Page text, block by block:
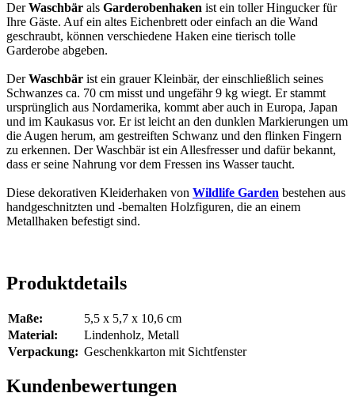
DerWaschbär als Garderobenhaken ist ein toller Hingucker für
Ihre Gäste. Auf ein altes Eichenbrett oder einfach an die Wand
geschraubt, können verschiedene Haken eine tierisch tolle
Garderobe abgeben.
DerWaschbär ist ein grauer Kleinbär, der einschließlich seines
Schwanzes ca. 70 cm misst und ungefähr 9 kg wiegt. Er stammt
ursprünglich aus Nordamerika, kommt aber auch in Europa, Japan
und im Kaukasus vor. Er ist leicht an den dunklen Markierungen um
die Augen herum, am gestreiften Schwanz und den flinken Fingern
zu erkennen. Der Waschbär ist ein Allesfresser und dafür bekannt,
dass er seine Nahrung vor dem Fressen ins Wasser taucht.
Diese dekorativen Kleiderhaken von Wildlife Garden bestehen aus
handgeschnitzten und -bemalten Holzfiguren, die an einem
Metallhaken befestigt sind.
Produktdetails
Maße:
5,5 x 5,7 x 10,6 cm
Material:
Lindenholz, Metall
Verpackung: Geschenkkarton mit Sichtfenster
Kundenbewertungen